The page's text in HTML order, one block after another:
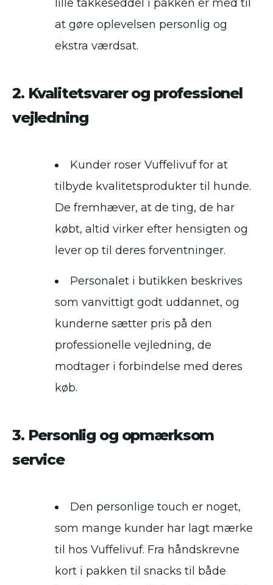
lille takkeseddel i pakken er med til
at gøre oplevelsen personlig og
ekstra værdsat.
2. Kvalitetsvarer og professionel
vejledning
Kunder roser Vuffelivuf for at
tilbyde kvalitetsprodukter til hunde.
De fremhæver, at de ting, de har
købt, altid virker efter hensigten og
lever op til deres forventninger.
Personalet i butikken beskrives
som vanvittigt godt uddannet, og
kunderne sætter pris på den
professionelle vejledning, de
modtager i forbindelse med deres
køb.
3. Personlig og opmærksom
service
Den personlige touch er noget,
som mange kunder har lagt mærke
til hos Vuffelivuf. Fra håndskrevne
kort i pakken til snacks til både